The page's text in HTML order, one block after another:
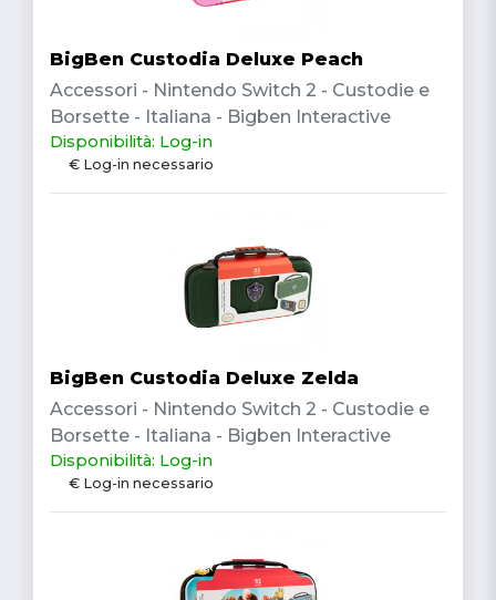
BigBen Custodia Deluxe Peach
Accessori - Nintendo Switch 2 - Custodie e
Borsette - Italiana - Bigben Interactive
Disponibilità: Log-in
€ Log-in necessario
BigBen Custodia Deluxe Zelda
Accessori - Nintendo Switch 2 - Custodie e
Borsette - Italiana - Bigben Interactive
Disponibilità: Log-in
€ Log-in necessario